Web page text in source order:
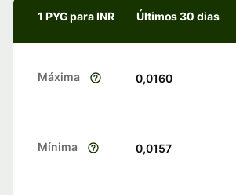
1 PYG para INR Últimos 30 dias
Máxima 0,0160
Mínima 0,0157